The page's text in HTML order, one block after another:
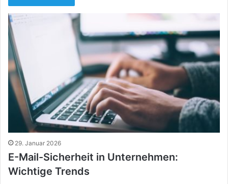
29. Januar 2026
E-Mail-Sicherheit in Unternehmen:
Wichtige Trends